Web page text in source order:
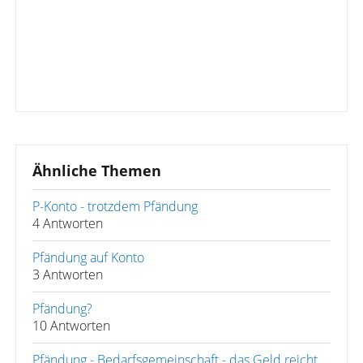
Ähnliche Themen
P-Konto - trotzdem Pfändung
4 Antworten
Pfändung auf Konto
3 Antworten
Pfändung?
10 Antworten